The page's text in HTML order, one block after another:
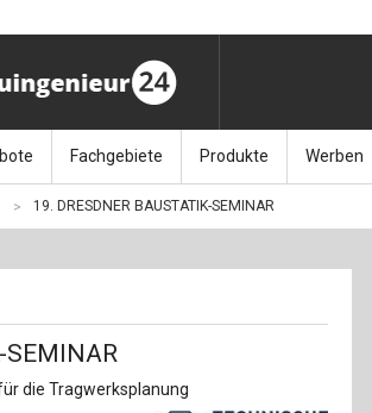
(10.–11.11.26)
(26.11.26)
Preisreduzierung
Fachgebiete
Architektur
Bauausführung
Bauen im Bestand
Produkte
Bücher
Kalender / Jahrbücher
Zeitschriften
Werben
19. DRESDNER BAUSTATIK-SEMINAR
SEMINAR
die Tragwerksplanung